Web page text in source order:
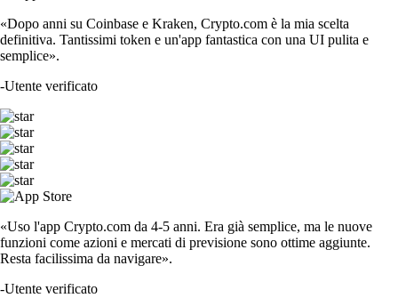
«Dopo anni su Coinbase e Kraken, Crypto.com è la mia scelta
definitiva. Tantissimi token e un'app fantastica con una UI pulita e
semplice».
-Utente verificato
«Uso l'app Crypto.com da 4-5 anni. Era già semplice, ma le nuove
funzioni come azioni e mercati di previsione sono ottime aggiunte.
Resta facilissima da navigare».
-Utente verificato